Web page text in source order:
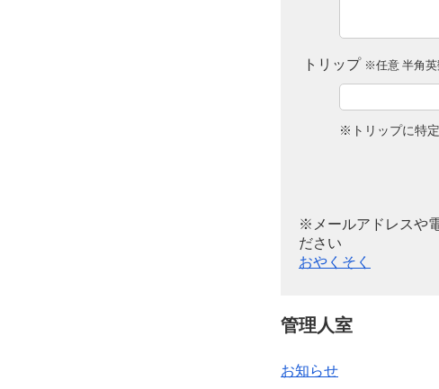
トリップ ※任意 半角英
※トリップに特
※メールアドレスや
ださい
おやくそく
管理人室
お知らせ